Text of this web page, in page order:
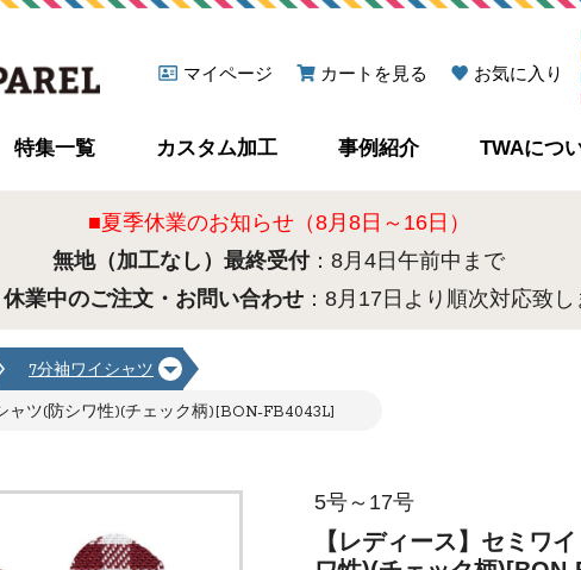
マイページ
カートを見る お気に入り
特集一覧 カスタム加工 事例紹介 TWAにつ
■夏季休業のお知らせ（8月8日～16日）
無地（加工なし）最終受付：8月4日午前中まで
業中のご注文・お問い合わせ ：8月17日より順次対応致し
7分袖ワイシャツ
ャツ(防シワ性)(チェック柄)[BON-FB4043L]
5号～17号
【レディース】セミワ